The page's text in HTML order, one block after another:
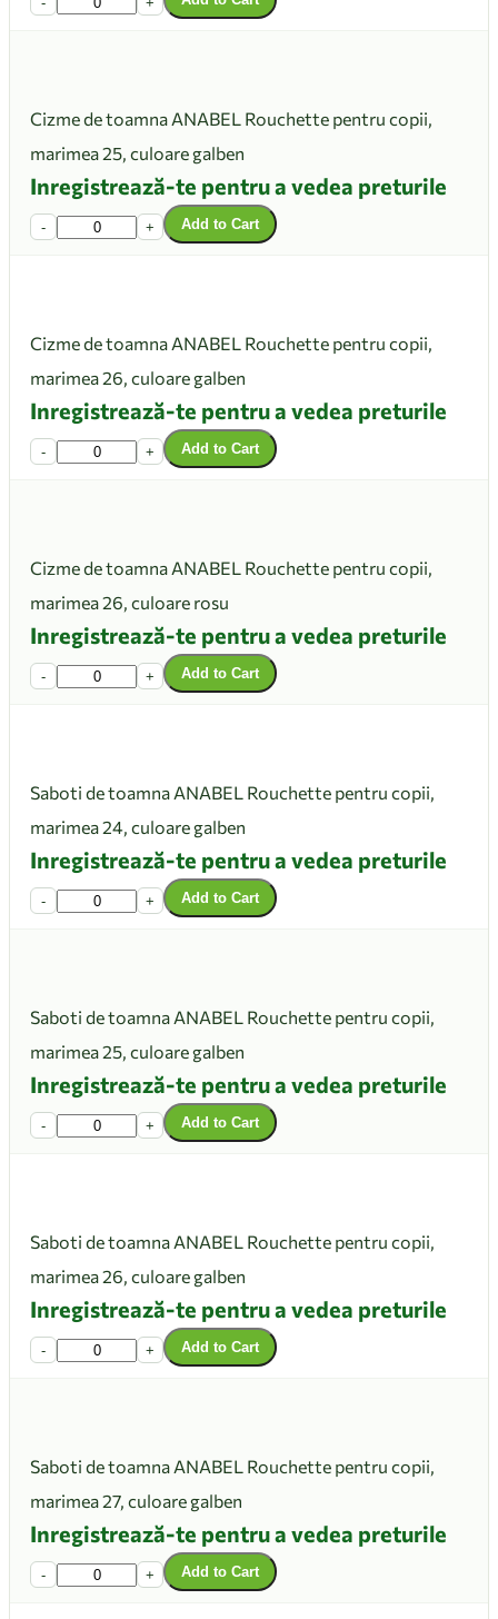
Cizme de toamna ANABEL Rouchette pentru copii,
marimea 25, culoare galben
Inregistrează-te pentru a vedea preturile
- + Add to Cart
Cizme de toamna ANABEL Rouchette pentru copii,
marimea 26, culoare galben
Inregistrează-te pentru a vedea preturile
- + Add to Cart
Cizme de toamna ANABEL Rouchette pentru copii,
marimea 26, culoare rosu
Inregistrează-te pentru a vedea preturile
- + Add to Cart
Saboti de toamna ANABEL Rouchette pentru copii,
marimea 24, culoare galben
Inregistrează-te pentru a vedea preturile
- + Add to Cart
Saboti de toamna ANABEL Rouchette pentru copii,
marimea 25, culoare galben
Inregistrează-te pentru a vedea preturile
- + Add to Cart
Saboti de toamna ANABEL Rouchette pentru copii,
marimea 26, culoare galben
Inregistrează-te pentru a vedea preturile
- + Add to Cart
Saboti de toamna ANABEL Rouchette pentru copii,
marimea 27, culoare galben
Inregistrează-te pentru a vedea preturile
- + Add to Cart